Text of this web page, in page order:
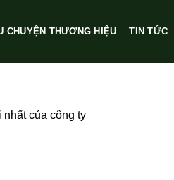
CHUYỆN THƯƠNG HIỆU TIN TỨC
của công ty